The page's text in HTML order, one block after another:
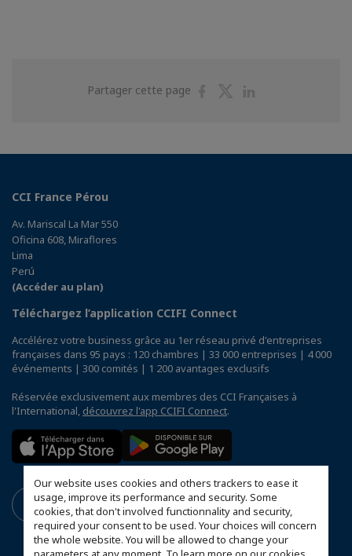
Our website uses cookies and others trackers to ease it
usage, improve its performance and security. Some
cookies, that don't involved functionnality and security,
required your consent to be used. Your choices will concern
the whole website. You will be allowed to change your
Partager cette page
PartagerPartager
CCI France Pérou
Av. Mariscal La Mar 550
Oficina 608, Miraflores
Lima
Perú
(Accéder au plan)
Téléchargez l’application CCIFI Connect
Accélérez votre business grâce au 1er réseau privé d'entreprises
françaises dans 95 pays : 120 chambres | 33 000 entreprises | 4 000
événements | 300 comités | 1 200 avantages exclusifs
Réservée exclusivement aux membres des CCI Françaises à
l'International, découvrez l'app CCIFI Connect.